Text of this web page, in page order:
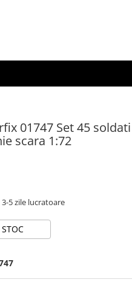
01747 Set 45
scara 1:72
3-5 zile lucratoare